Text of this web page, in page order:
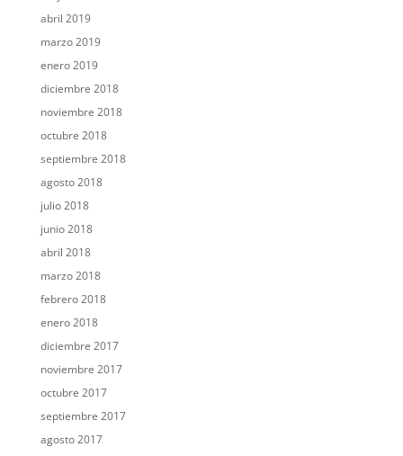
abril 2019
marzo 2019
enero 2019
diciembre 2018
noviembre 2018
octubre 2018
septiembre 2018
agosto 2018
julio 2018
junio 2018
abril 2018
marzo 2018
febrero 2018
enero 2018
diciembre 2017
noviembre 2017
octubre 2017
septiembre 2017
agosto 2017